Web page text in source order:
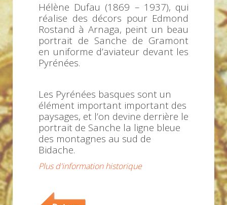
Hélène Dufau (1869 – 1937), qui
réalise des décors pour Edmond
Rostand à Arnaga, peint un beau
portrait de Sanche de Gramont
en uniforme d’aviateur devant les
Pyrénées.
Les Pyrénées basques sont un
élément important important des
paysages, et l’on devine derrière le
portrait de Sanche la ligne bleue
des montagnes au sud de
Bidache.
Plus d'information historique